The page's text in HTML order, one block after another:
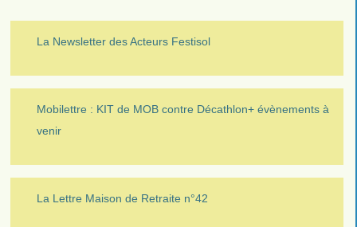
La Newsletter des Acteurs Festisol
Mobilettre : KIT de MOB contre Décathlon+ évènements à
venir
La Lettre Maison de Retraite n°42